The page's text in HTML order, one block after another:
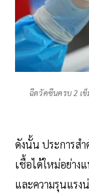
ฉีดวัคซีนครบ 2 เ
ดังนั้น ประการส
เชื้อได้ใหม่อย่าง
และความรุนแรง